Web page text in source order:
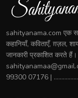
sahityanama.com एक
कहानियाँ, कविताएँ, ग़ज़ल,
जानकारी प्रकाशित करते हैं।
99300 07176 |